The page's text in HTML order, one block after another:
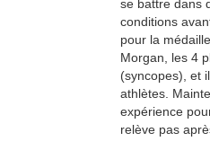
se battre dans
conditions
pour la
Morgan, les 4
(syncopes), et
athlètes.
expérience
relève pas